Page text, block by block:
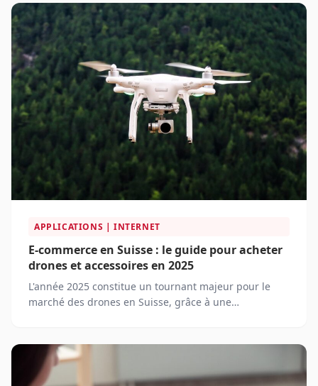
multitude de plateformes proposant une large
gamme de produits, des étuis et chargeurs aux
écouteurs sans fil et montres connectées.
APPLICATIONS | INTERNET
E-commerce en Suisse : le guide pour acheter
drones et accessoires en 2025
L'année 2025 constitue un tournant majeur pour le
marché des drones en Suisse, grâce à une